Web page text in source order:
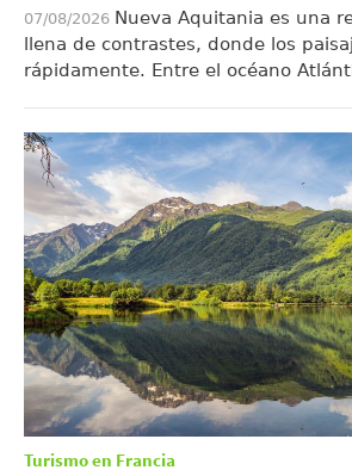
07/08/2026 Nueva Aquitania es una
llena de contrastes, donde los
rápidamente. Entre el océano
Turismo en Francia